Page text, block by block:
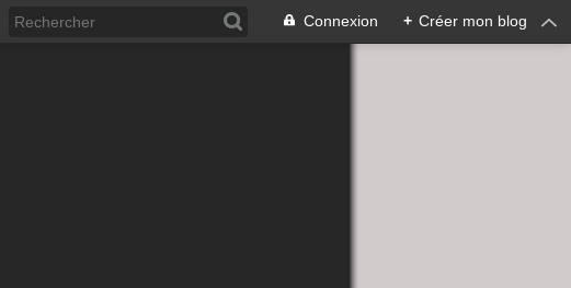
Connexion + Créer mon blog